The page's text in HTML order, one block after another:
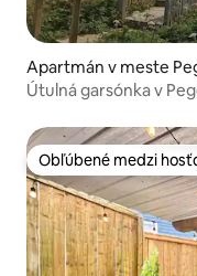
Apartmán v meste
Útulná garsónka v
Obľúbené medzi
Obľúbené medzi